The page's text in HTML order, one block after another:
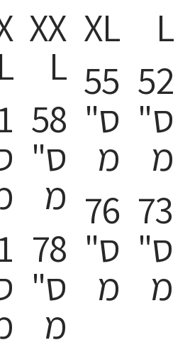
XX
L
58
ס"
מ
78
ס"
מ
XL
55
ס"
מ
76
ס"
מ
L
52
ס"
מ
73
ס"
מ